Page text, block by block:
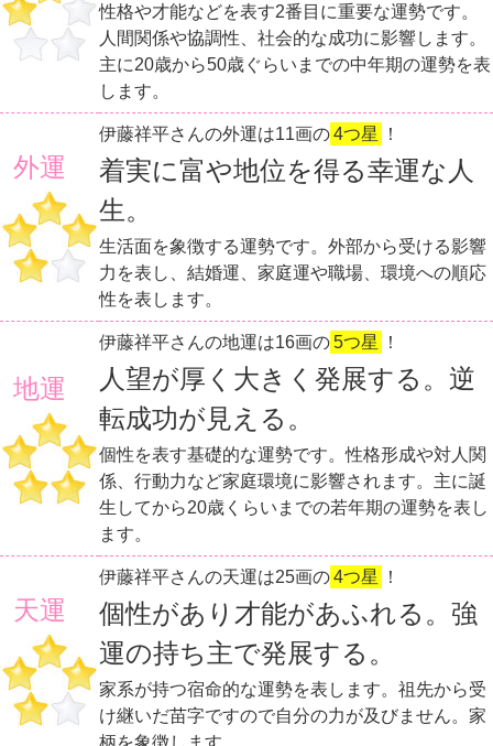
性格や才能などを表す2番目に重要な運勢です。
人間関係や協調性、社会的な成功に影響します。
主に20歳から50歳ぐらいまでの中年期の運勢を表
します。
外運
伊藤祥平さんの外運は11画の4つ星 ！
着実に富や地位を得る幸運な人
生。
生活面を象徴する運勢です。外部から受ける影響
力を表し、結婚運、家庭運や職場、環境への順応
性を表します。
地運
伊藤祥平さんの地運は16画の5つ星 ！
人望が厚く大きく発展する。逆
転成功が見える。
個性を表す基礎的な運勢です。性格形成や対人関
係、行動力など家庭環境に影響されます。主に誕
生してから20歳くらいまでの若年期の運勢を表し
ます。
天運
伊藤祥平さんの天運は25画の4つ星 ！
個性があり才能があふれる。強
運の持ち主で発展する。
家系が持つ宿命的な運勢を表します。祖先から受
け継いだ苗字ですので自分の力が及びません。家
柄を象徴します。